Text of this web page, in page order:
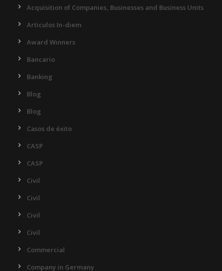
Acquisition of Companies, Businesses and Business Units
Articulos In-diem
Award Winners
Bancario
Banking
Blog
Blog
Casos de éxito
CASP
CASP
Civil
Civil
Civil
Civil
Commercial
Company in Germany